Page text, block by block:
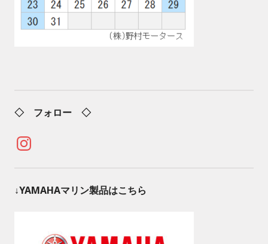
◇ フォロー ◇
Instagram
↓YAMAHAマリン製品はこちら